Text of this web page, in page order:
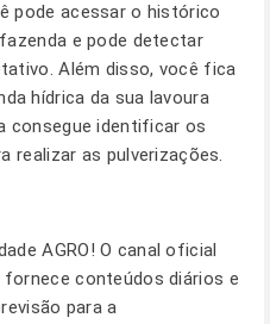
pode acessar o histórico
e pode detectar
Além disso, você fica
hídrica da sua lavoura
consegue identificar os
realizar as pulverizações.
AGRO! O canal oficial
conteúdos diários e
para a